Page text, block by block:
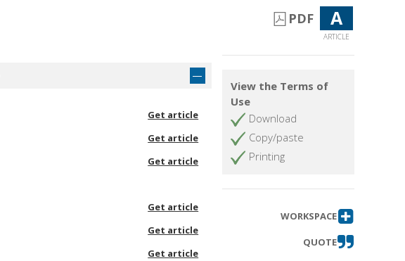
Get article
Get article
Get article
Get article
Get article
Get article
PDF A
ARTICLE
View the Terms of
Use
Download
Copy/paste
Printing
WORKSPACE
QUOTE